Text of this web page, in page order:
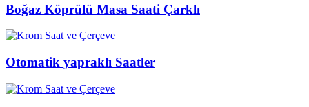
Boğaz Köprülü Masa Saati Çarklı
Otomatik yapraklı Saatler